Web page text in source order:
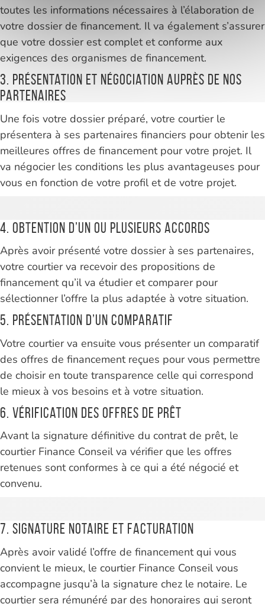
toutes les informations nécessaires à l’élaboration de
votre dossier de financement. Il va également s’assurer
que votre dossier est complet et conforme aux
exigences des organismes de financement.
3. Présentation et négociation auprès de nos
partenaires
Une fois votre dossier préparé, votre courtier le
présentera à ses partenaires financiers pour obtenir les
meilleures offres de financement pour votre projet. Il
va négocier les conditions les plus avantageuses pour
vous en fonction de votre profil et de votre projet.
4. Obtention d’un ou plusieurs accords
Après avoir présenté votre dossier à ses partenaires,
votre courtier va recevoir des propositions de
financement qu’il va étudier et comparer pour
sélectionner l’offre la plus adaptée à votre situation.
5. Présentation d’un comparatif
Votre courtier va ensuite vous présenter un comparatif
des offres de financement reçues pour vous permettre
de choisir en toute transparence celle qui correspond
le mieux à vos besoins et à votre situation.
6. Vérification des offres de prêt
Avant la signature définitive du contrat de prêt, le
courtier Finance Conseil va vérifier que les offres
retenues sont conformes à ce qui a été négocié et
convenu.
7. Signature notaire et facturation
Après avoir validé l’offre de financement qui vous
convient le mieux, le courtier Finance Conseil vous
accompagne jusqu’à la signature chez le notaire. Le
courtier sera rémunéré par des honoraires qui seront